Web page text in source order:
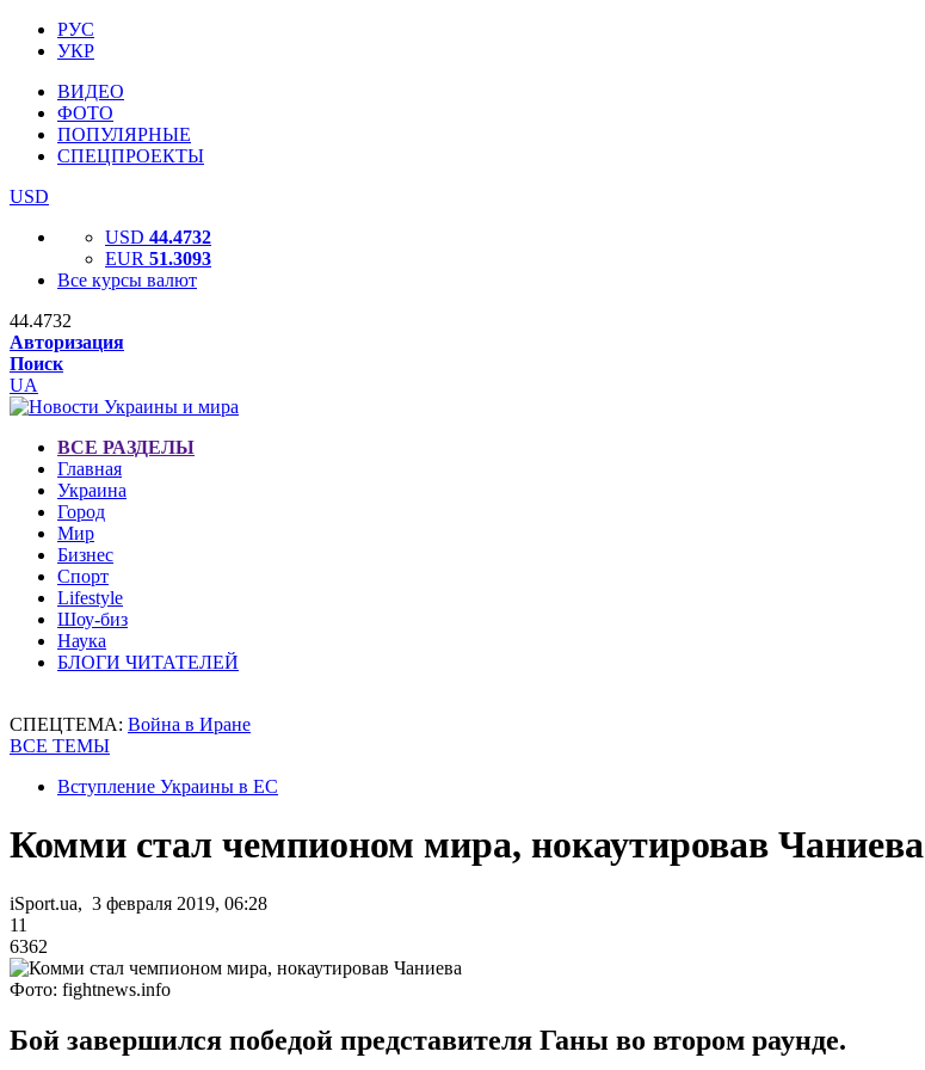
РУС
УКР
ВИДЕО
ФОТО
ПОПУЛЯРНЫЕ
СПЕЦПРОЕКТЫ
USD
USD 44.4732
EUR 51.3093
Все курсы валют
44.4732
Авторизация
Поиск
UA
ВСЕ РАЗДЕЛЫ
Главная
Украина
Город
Мир
Бизнес
Спорт
Lifestyle
Шоу-биз
Наука
БЛОГИ ЧИТАТЕЛЕЙ
СПЕЦТЕМА: Война в Иране
ВСЕ ТЕМЫ
Вступление Украины в ЕС
Комми стал чемпионом мира, нокаутировав Чаниева
iSport.ua, 3 февраля 2019, 06:28
11
6362
Фото: fightnews.info
Бой завершился победой представителя Ганы во втором раунде.